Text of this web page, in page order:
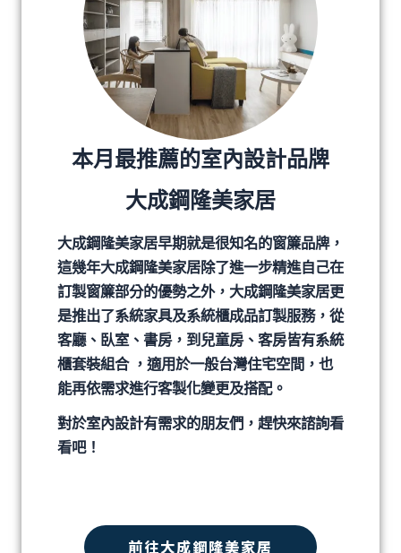
本月最推薦的室內設計品牌
大成鋼隆美家居
大成鋼隆美家居早期就是很知名的窗簾品牌，
這幾年大成鋼隆美家居除了進一步精進自己在
訂製窗簾部分的優勢之外，大成鋼隆美家居更
是推出了系統家具及系統櫃成品訂製服務，從
客廳、臥室、書房，到兒童房、客房皆有系統
櫃套裝組合 ，適用於一般台灣住宅空間，也
能再依需求進行客製化變更及搭配。
對於室內設計有需求的朋友們，趕快來諮詢看
看吧！
前往大成鋼隆美家居